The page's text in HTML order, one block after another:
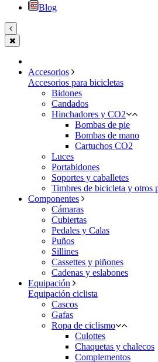
Blog
Accesorios
Accesorios para bicicletas
Bidones
Candados
Hinchadores y CO2
Bombas de pie
Bombas de mano
Cartuchos CO2
Luces
Portabidones
Soportes y caballetes
Timbres de bicicleta y otros
Componentes
Cámaras
Cubiertas
Pedales y Calas
Puños
Sillines
Cassettes y piñones
Cadenas y eslabones
Equipación
Equipación ciclista
Cascos
Gafas
Ropa de ciclismo
Culottes
Chaquetas y chalecos
Complementos